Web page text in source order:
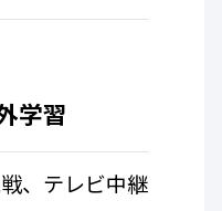
学習
、テレビ中継局見